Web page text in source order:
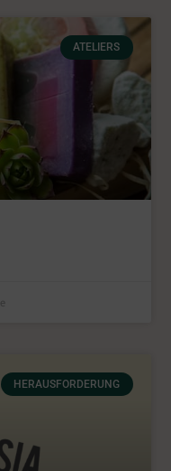
ATELIERS
HERAUSFORDERUNG